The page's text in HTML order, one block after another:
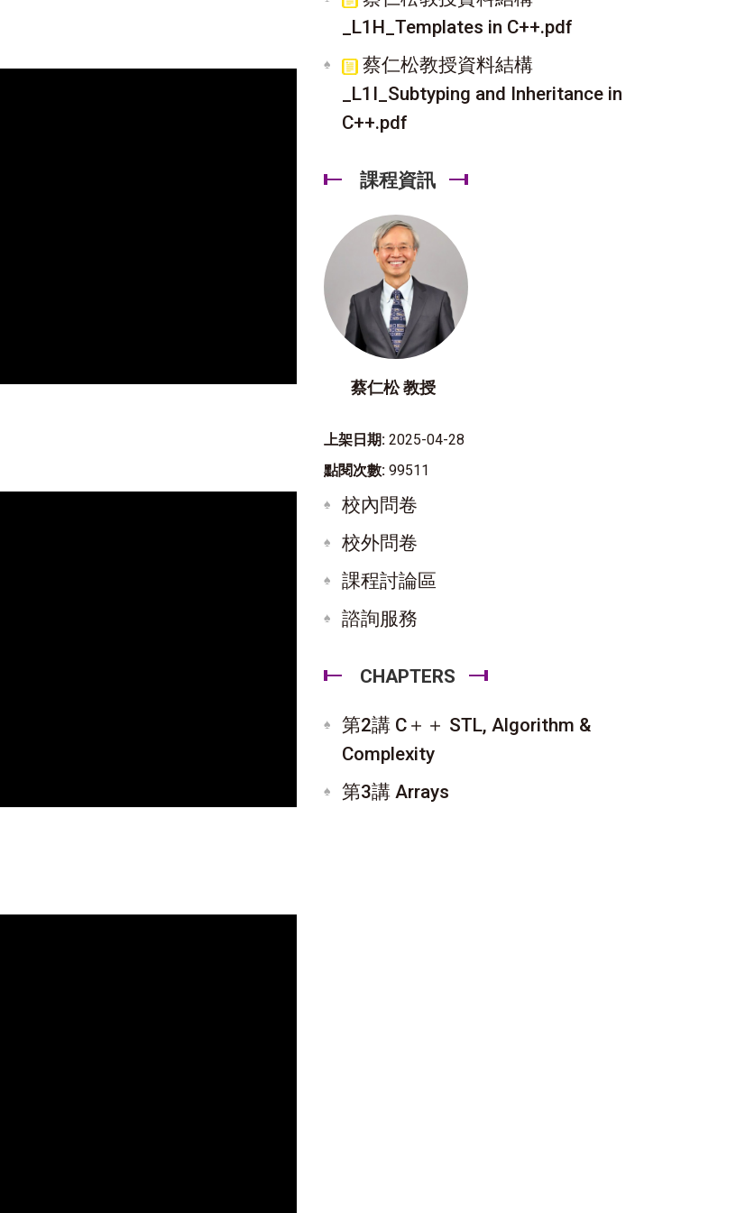
_L1H_Templates in C++.pdf
蔡仁松教授資料結構
_L1I_Subtyping and Inheritance in
C++.pdf
課程資訊
蔡仁松 教授
上架日期: 2025-04-28
點閱次數: 99511
校內問卷
校外問卷
課程討論區
諮詢服務
CHAPTERS
第2講 C＋＋ STL, Algorithm &
Complexity
第3講 Arrays